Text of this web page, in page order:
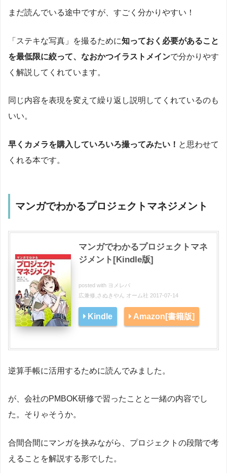
まだ読んでいる途中ですが、すごく分かりやすい！
「ステキな写真」を撮るために知っておく必要があること
を最低限に絞って、なおかつイラストメインで分かりやす
く解説してくれています。
同じ内容を表現を変えて繰り返し説明してくれているのも
いい。
早くカメラを購入していろいろ撮ってみたい！ と思わせて
くれる本です。
マンガでわかるプロジェクトマネジメント
マンガでわかるプロジェクトマネ
ジメント[Kindle版]
posted with ヨメレバ
広兼修,さぬきやん オーム社 2017-07-14
Kindle Amazon[書籍版]
逆算手帳に活用するために読んでみました。
が、会社のPMBOK研修で習ったことと一緒の内容でし
た。そりゃそうか。
合間合間にマンガを挟みながら、プロジェクトの段階で考
えることを解説する形でした。